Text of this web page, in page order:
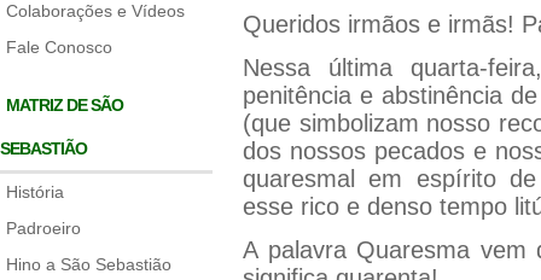
Colaborações e Vídeos
Fale Conosco
MATRIZ DE SÃO
SEBASTIÃO
História
Padroeiro
Hino a São Sebastião
Queridos irmãos e irmãs!
Nessa última quarta-
penitência e abstinência
(que simbolizam nosso
dos nossos pecados e
quaresmal em espírito
esse rico e denso tempo
A palavra Quaresma vem